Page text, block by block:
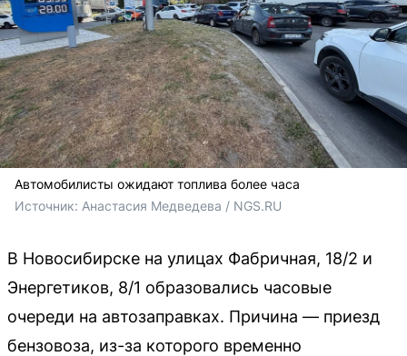
Автомобилисты ожидают топлива более часа
Источник: Анастасия Медведева / NGS.RU
В Новосибирске на улицах Фабричная, 18/2 и
Энергетиков, 8/1 образовались часовые
очереди на автозаправках. Причина — приезд
бензовоза, из-за которого временно